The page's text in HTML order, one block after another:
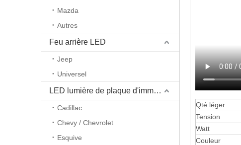
Mazda
Autres
Feu arrière LED
Jeep
Universel
LED lumière de plaque d'immatriculation
Cadillac
Chevy / Chevrolet
Esquive
Qté léger
Tension
Watt
Couleur